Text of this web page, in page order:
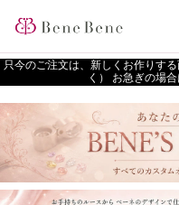
只今のご注文は、新しくお作りす
く） お急ぎの場